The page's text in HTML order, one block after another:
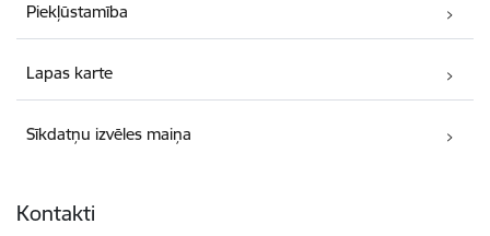
Piekļūstamība
Lapas karte
Sīkdatņu izvēles maiņa
Kontakti